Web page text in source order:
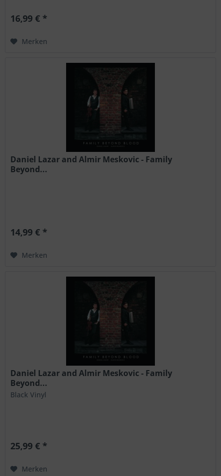
16,99 € *
Merken
Daniel Lazar and Almir Meskovic - Family
Beyond...
14,99 € *
Merken
Daniel Lazar and Almir Meskovic - Family
Beyond...
Black Vinyl
25,99 € *
Merken